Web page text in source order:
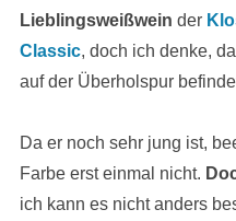
Lieblingsweißwein der
Classic, doch ich denke,
auf der Überholspur
Da er noch sehr jung ist,
Farbe erst einmal nicht.
ich kann es nicht anders